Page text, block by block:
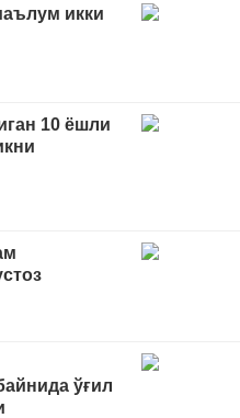
икки
10 ёшли
ўғил